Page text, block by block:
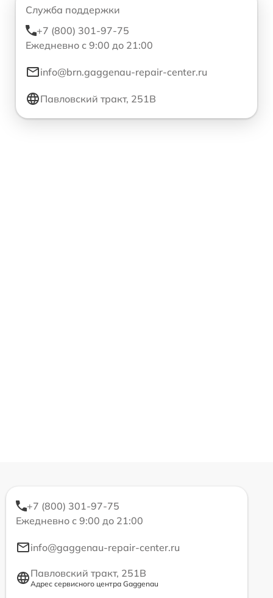
Служба поддержки
+7 (800) 301-97-75
Ежедневно с 9:00 до 21:00
info@brn.gaggenau-repair-center.ru
Павловский тракт, 251В
+7 (800) 301-97-75
Ежедневно с 9:00 до 21:00
info@gaggenau-repair-center.ru
Павловский тракт, 251В
Адрес сервисного центра Gaggenau